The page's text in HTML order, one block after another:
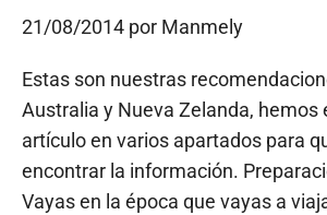
21/08/2014 por Manmely
Estas son nuestras
Australia y Nueva Zelanda, hemos
artículo en varios apartados para
encontrar la información.
Vayas en la época que vayas a